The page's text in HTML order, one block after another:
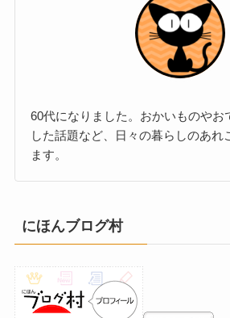
60代になりました。おかいものやお
した話題など、日々の暮らしのあれ
ます。
にほんブログ村